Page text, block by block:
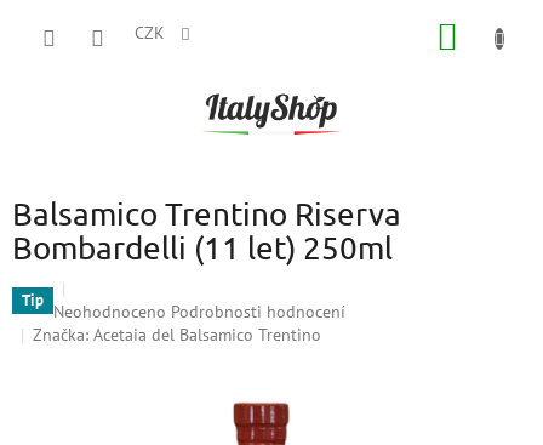
CZK
Balsamico Trentino Riserva
Bombardelli (11 let) 250ml
Tip Průměrné
hodnocení
Neohodnoceno Podrobnosti hodnocení
Značka: Acetaia del Balsamico Trentino